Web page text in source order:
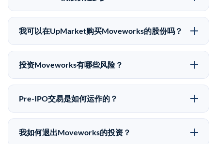
Moveworks没有公开股价，因为它是一家私有公司。最
近的已知股价来自其最近一轮融资。 二级市场上的Pre-
有所不同。
我可以在UpMarket购买Moveworks的股份吗？
可以。合格投资者可以通过填写本页表单或在
upmarket.co创建账户来表达对Moveworks股份的投资意
50,000美元。UpMarket是FINRA注册的经纪交易商，
自2019年以来已经纪超过5亿美元的另类投资。
投资Moveworks有哪些风险？
Pre-IPO投资存在重大风险。Moveworks的股份流动性
低，意味着没有公开市场可以快速出售。不存在确定的
应做好可能全部损失的准备。私有公司的估值在融资轮
次之间可能大幅波动。投资者应在投资前咨询其财务顾
Pre-IPO交易是如何运作的？
在Pre-IPO交易中，合格投资者通过二级市场平台从现有
股东（如员工、早期投资者或其他持有人）处购买股
我如何退出Moveworks的投资？